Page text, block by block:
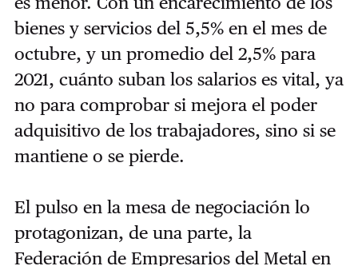
bienes y servicios del 5,5% en el mes de
octubre, y un promedio del 2,5% para
2021, cuánto suban los salarios es vital, ya
no para comprobar si mejora el poder
adquisitivo de los trabajadores, sino si se
mantiene o se pierde.
El pulso en la mesa de negociación lo
protagonizan, de una parte, la
Federación de Empresarios del Metal en